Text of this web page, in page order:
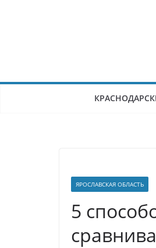
ЯРОСЛАВСКАЯ ОБЛАСТЬ
5